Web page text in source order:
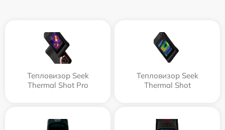
Тепловизор Seek
Thermal Shot Pro
Тепловизор Seek
Thermal Shot